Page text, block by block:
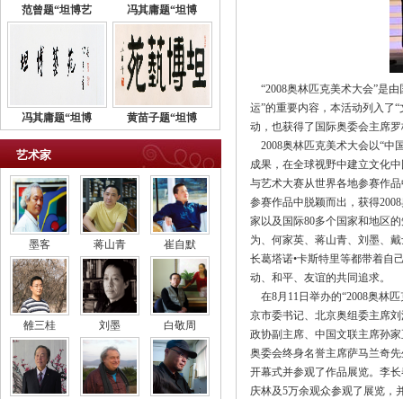
范曾题“坦博艺 冯其庸题“坦博
冯其庸题“坦博 黄苗子题“坦博
艺术家
墨客 蒋山青 崔自默
雒三桂 刘墨 白敬周
“2008奥林匹克美术大会”是
运”的重要内容，本活动列入了
动，也获得了国际奥委会主席
2008奥林匹克美术大会以“中
成果，在全球视野中建立文化
与艺术大赛从世界各地参赛作
参赛作品中脱颖而出，获得
家以及国际80多个国家和地区
为、何家英、蒋山青、刘墨、戴
长葛塔诺•卡斯特里等都带着自
动、和平、友谊的共同追求。
在8月11日举办的“2008奥林
京市委书记、北京奥组委主席
政协副主席、中国文联主席孙
奥委会终身名誉主席萨马兰奇
开幕式并参观了作品展览。李
庆林及5万余观众参观了展览，